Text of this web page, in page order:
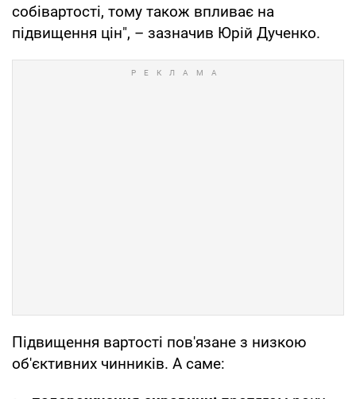
собівартості, тому також впливає на
підвищення цін", – зазначив Юрій Дученко.
Підвищення вартості пов'язане з низкою
об'єктивних чинників. А саме: